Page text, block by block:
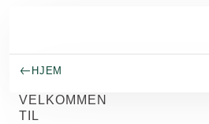
HJEM
VELKOMMEN
TIL